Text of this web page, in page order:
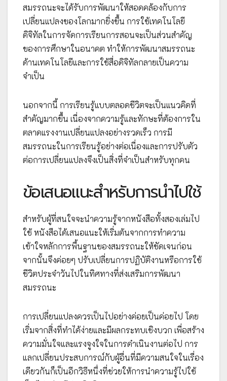
สมรรถนะจะได้รับการพัฒนาให้สอดคล้องกับการ
เปลี่ยนแปลงของโลกมากยิ่งขึ้น การใช้เทคโนโลยี
ดิจิทัลในการจัดการเรียนการสอนจะเป็นส่วนสำคัญ
ของการศึกษาในอนาคต ทำให้การพัฒนาสมรรถนะ
ด้านเทคโนโลยีและการใช้สื่อดิจิทัลกลายเป็นความ
จำเป็น
นอกจากนี้ การเรียนรู้แบบตลอดชีวิตจะเป็นแนวคิดที่
สำคัญมากขึ้น เนื่องจากความรู้และทักษะที่ต้องการใน
ตลาดแรงงานเปลี่ยนแปลงอย่างรวดเร็ว การมี
สมรรถนะในการเรียนรู้อย่างต่อเนื่องและการปรับตัว
ต่อการเปลี่ยนแปลงจึงเป็นสิ่งที่จำเป็นสำหรับทุกคน
ข้อเสนอแนะสำหรับการนำไปใช้
สำหรับผู้ที่สนใจจะนำความรู้จากหนังสือทั้งสองเล่มไป
ใช้ หนังสือได้เสนอแนะให้เริ่มต้นจากการทำความ
เข้าใจหลักการพื้นฐานของสมรรถนะให้ชัดเจนก่อน
จากนั้นจึงค่อยๆ ปรับเปลี่ยนการปฏิบัติงานหรือการใช้
ชีวิตประจำวันไปในทิศทางที่ส่งเสริมการพัฒนา
สมรรถนะ
การเปลี่ยนแปลงควรเป็นไปอย่างค่อยเป็นค่อยไป โดย
เริ่มจากสิ่งที่ทำได้ง่ายและมีผลกระทบเชิงบวก เพื่อสร้าง
ความมั่นใจและแรงจูงใจในการดำเนินงานต่อไป การ
แลกเปลี่ยนประสบการณ์กับผู้อื่นที่มีความสนใจในเรื่อง
เดียวกันก็เป็นอีกวิธีหนึ่งที่ช่วยให้การนำความรู้ไปใช้